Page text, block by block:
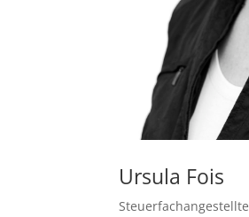
Ursula Fois
Steuerfachangestellte